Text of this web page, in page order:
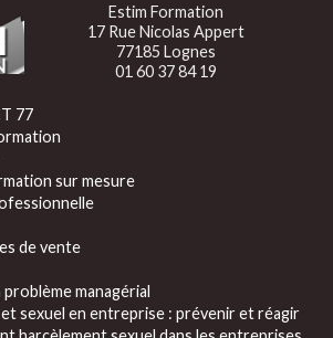
Estim Formation
17 Rue Nicolas Appert
77185 Lognes
01 60 37 84 19
77
sur mesure
de vente
managérial
sexuel en entreprise : prévenir et réagir